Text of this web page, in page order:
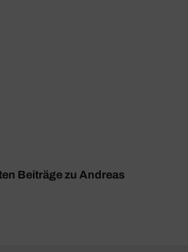
Beiträge zu Andreas